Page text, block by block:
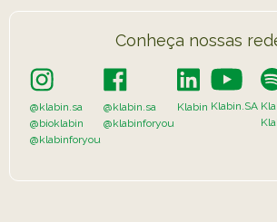
Conheça nossas
@klabin.sa
@bioklabin
@klabinforyou
@klabin.sa
@klabinforyou
Klabin Klabin.SA